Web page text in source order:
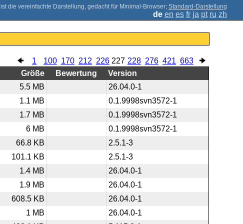
; Standard-Darstellung
de en es fr ja pt ru zh
1 100 170 212 226 227 228 276 421 663
Größe Bewertung
Version
5.5 MB
26.04.0-1
1.1 MB
0.1.9998svn3572-1
1.7 MB
0.1.9998svn3572-1
6 MB
0.1.9998svn3572-1
66.8 KB
2.5.1-3
101.1 KB
2.5.1-3
1.4 MB
26.04.0-1
1.9 MB
26.04.0-1
608.5 KB
26.04.0-1
1 MB
26.04.0-1